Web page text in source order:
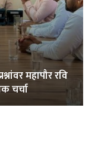
महापौर रवि
चर्चा